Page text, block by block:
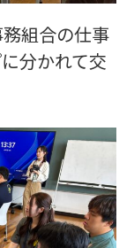
組合の仕事
分かれて交